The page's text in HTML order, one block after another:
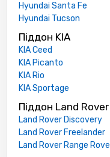
Hyundai Santa Fe
Hyundai Tucson
Піддон KIA
KIA Ceed
KIA Picanto
KIA Rio
KIA Sportage
Піддон Land Rover
Land Rover Discovery
Land Rover Freelander
Land Rover Range